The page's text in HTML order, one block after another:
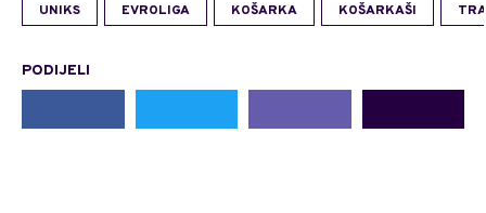
UNIKS EVROLIGA KOŠARKA KOŠARKAŠI
PODIJELI